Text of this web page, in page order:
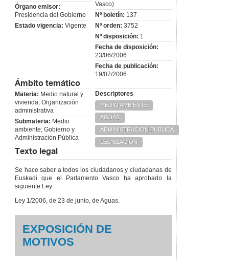
Órgano emisor:
Presidencia del Gobierno
Estado vigencia: Vigente
Vasco)
Nº boletín: 137
Nº orden: 3752
Nº disposición: 1
Fecha de disposición:
23/06/2006
Fecha de publicación:
19/07/2006
Ámbito temático
Materia: Medio natural y
vivienda; Organización
administrativa
Submateria: Medio
ambiente; Gobierno y
Administración Pública
Descriptores
MEDIO AMBIENTE
AGUAS
ADMINISTRACION PUBLICA
LEGISLACION
Texto legal
Artículo 43
– Destino
del tributo.
Artículo 44– Devengo.
– Hecho
Bonificaciones.
Artículo 48– Sujetos
del tributo.
Artículo 49
imponible.
Artículo 50– Tipo de
gravamen y cuota.
Artículo 51
Facturación y cobro.
Artículo 53– La
prescripción.
CAPÍTULO
DISCIPLINA
HIDRÁULICA Y
Artículo 54–
Disposiciones de
Se hace saber a todos los ciudadanos y ciudadanas de
Euskadi que el Parlamento Vasco ha aprobado la
siguiente Ley:
Ley 1/2006, de 23 de junio, de Aguas.
EXPOSICIÓN DE
MOTIVOS